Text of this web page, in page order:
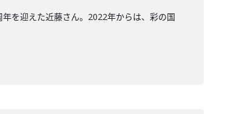
を迎えた近藤さん。2022年からは、彩の国